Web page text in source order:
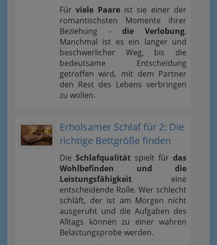
Fürviele Paareist sie einer der
romantischsten Momente ihrer
Beziehung - die Verlobung.
Manchmal ist es ein langer und
beschwerlicher Weg, bis die
bedeutsame Entscheidung
getroffen wird, mit dem Partner
den Rest des Lebens verbringen
zu wollen.
Erholsamer Schlaf für 2: Die
richtige Bettgröße finden
Die Schlafqualität spielt für das
Wohlbefinden und die
Leistungsfähigkeit eine
entscheidende Rolle. Wer schlecht
schläft, der ist am Morgen nicht
ausgeruht und die Aufgaben des
Alltags können zu einer wahren
Belastungsprobe werden.